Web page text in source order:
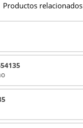
Productos relacionados